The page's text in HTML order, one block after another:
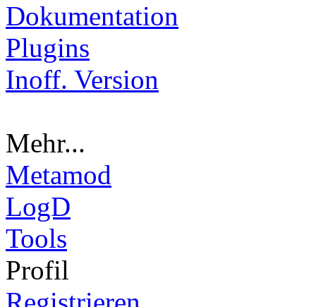
Dokumentation
Plugins
Inoff. Version
Mehr...
Metamod
LogD
Tools
Profil